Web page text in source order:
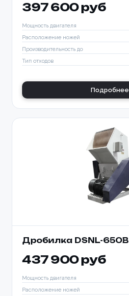
397 600 руб
Мощность двигателя
Расположение ножей
Производительность до
Тип отходов
Подробнее
Дробилка DSNL-650B
437 900 руб
Мощность двигателя
Расположение ножей